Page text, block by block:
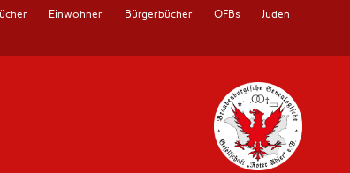
Einwohner Bürgerbücher OFBs Juden